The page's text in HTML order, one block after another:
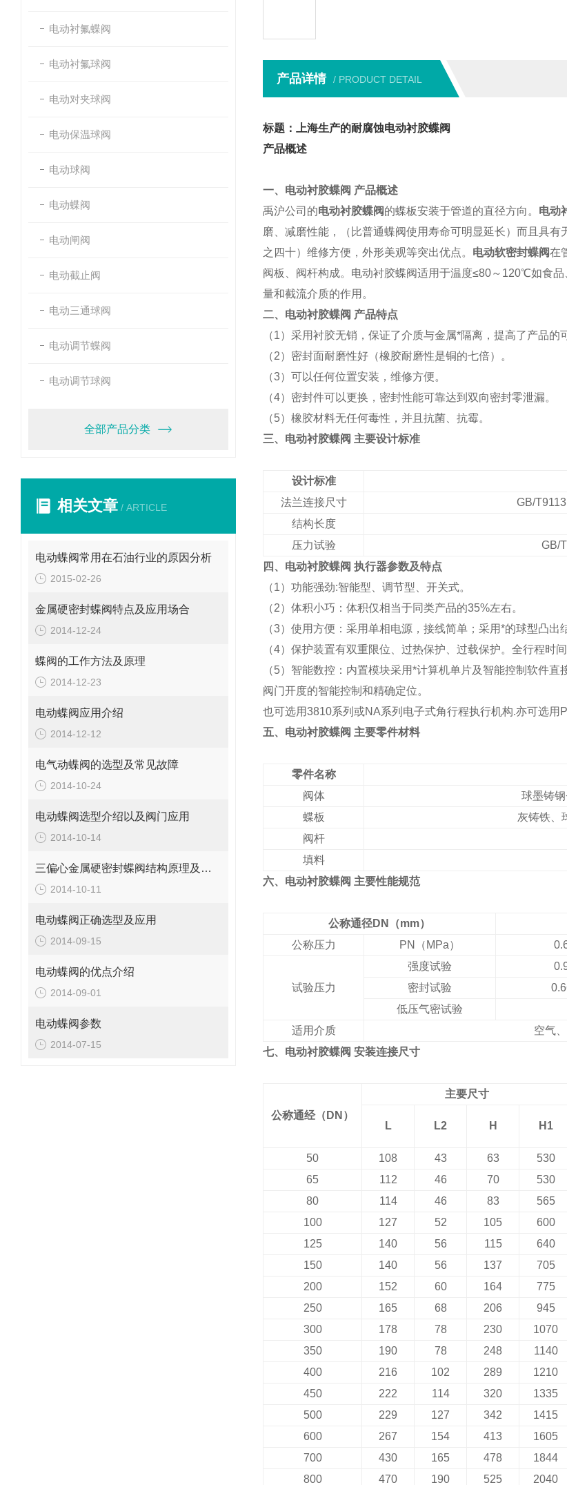
电动衬氟蝶阀
电动衬氟球阀
电动对夹球阀
电动保温球阀
电动球阀
电动蝶阀
电动闸阀
电动截止阀
电动三通球阀
电动调节蝶阀
电动调节球阀
全部产品分类
相关文章 / ARTICLE
电动蝶阀常用在石油行业的原因分析
2015-02-26
金属硬密封蝶阀特点及应用场合
2014-12-24
蝶阀的工作方法及原理
2014-12-23
电动蝶阀应用介绍
2014-12-12
电气动蝶阀的选型及常见故障
2014-10-24
电动蝶阀选型介绍以及阀门应用
2014-10-14
三偏心金属硬密封蝶阀结构原理及存在问题
2014-10-11
电动蝶阀正确选型及应用
2014-09-15
电动蝶阀的优点介绍
2014-09-01
电动蝶阀参数
2014-07-15
产品详情 / PRODUCT DETAIL
标题：上海生产的耐腐蚀电动衬胶蝶阀
产品概述
一、电动衬胶蝶阀 产品概述
禹沪公司的电动衬胶蝶阀的蝶板安装于管道的直径方向。 电动
磨、减磨性能，（比普通蝶阀使用寿命可明显延长）而且具
之四十）维修方便，外形美观等突出优点。 电动软密封蝶阀在
阀板、阀杆构成。电动衬胶蝶阀适用于温度≤80～120℃如食
量和截流介质的作用。
二、电动衬胶蝶阀 产品特点
（1）采用衬胶无销，保证了介质与金属*隔离，提高了产品的
（2）密封面耐磨性好（橡胶耐磨性是铜的七倍）。
（3）可以任何位置安装，维修方便。
（4）密封件可以更换，密封性能可靠达到双向密封零泄漏。
（5）橡胶材料无任何毒性，并且抗菌、抗霉。
三、电动衬胶蝶阀 主要设计标准
设计标准
法兰连接尺寸
GB/
结构长度
压力试验
GB/
四、电动衬胶蝶阀 执行器参数及特点
（1）功能强劲:智能型、调节型、开关式。
（2）体积小巧：体积仅相当于同类产品的35%左右。
（3）使用方便：采用单相电源，接线简单；采用*的球型凸
（4）保护装置有双重限位、过热保护、过载保护。全行程时
（5）智能数控：内置模块采用*计算机单片及智能控制软件
阀门开度的智能控制和精确定位。
也可选用3810系列或NA系列电子式角行程执行机构.亦可选
五、电动衬胶蝶阀 主要零件材料
零件名称
阀体
球墨铸
蝶板
灰铸铁、
阀杆
填料
六、电动衬胶蝶阀 主要性能规范
公称通径DN（mm）
公称压力
PN（MPa）
试验压力
强度试验
密封试验
低压气密试验
适用介质
空气
七、 电动衬胶蝶阀 安装连接尺寸
公称通经（DN）
主要尺寸
L L2 H H1
50
108 43 63 530
65
112 46 70 530
80
114 46 83 565
100
127 52 105 600
125
140 56 115 640
150
140 56 137 705
200
152 60 164 775
250
165 68 206 945
300
178 78 230 1070
350
190 78 248 1140
400
216 102 289 1210
450
222 114 320 1335
500
229 127 342 1415
600
267 154 413 1605
700
430 165 478 1844
800
470 190 525 2040